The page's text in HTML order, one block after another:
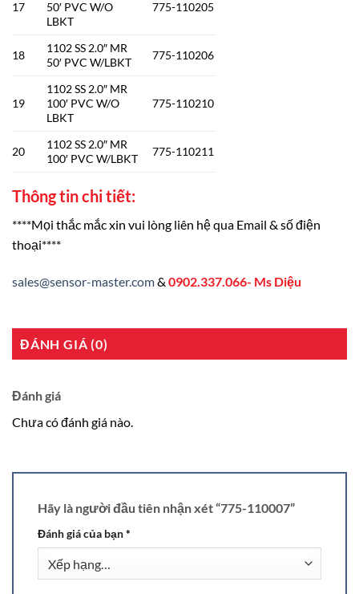
17
50′ PVC W/O
LBKT
775-110205
18
1102 SS 2.0″ MR
50′ PVC W/LBKT
775-110206
19
1102 SS 2.0″ MR
100′ PVC W/O
LBKT
775-110210
20
1102 SS 2.0″ MR
100′ PVC W/LBKT
775-110211
Thông tin chi tiết:
****Mọi thắc mắc xin vui lòng liên hệ qua Email & số điện
thoại****
sales@sensor-master.com& 0902.337.066- Ms Diệu
ĐÁNH GIÁ (0)
Đánh giá
Chưa có đánh giá nào.
Hãy là người đầu tiên nhận xét “775-110007”
Đánh giá của bạn*